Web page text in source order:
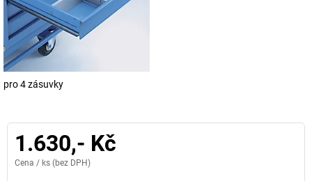
pro 4 zásuvky
1.630,- Kč
Cena / ks (bez DPH)